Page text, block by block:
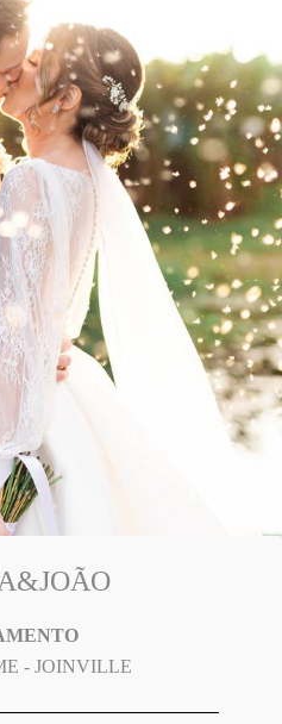
- JOINVILLE